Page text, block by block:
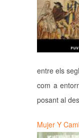
entre els
com a
posant al
Mujer Y